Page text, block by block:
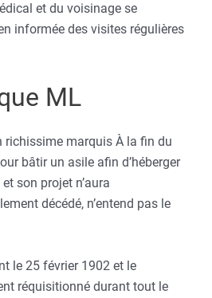
et du voisinage se
informée des visites régulières
ML
richissime marquis À la fin du
bâtir un asile afin d’héberger
son projet n’aura
décédé, n’entend pas le
le 25 février 1902 et le
réquisitionné durant tout le